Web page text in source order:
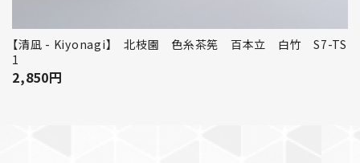
【清凪 - Kiyonagi】 北枝園 色糸茶筅 百本立 白竹 S7-TS
1
2,850円